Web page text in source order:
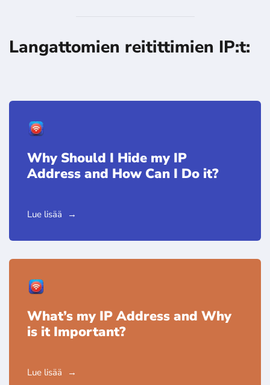
Langattomien reitittimien IP:t:
Why Should I Hide my IP
Address and How Can I Do it?
Lue lisää
What’s my IP Address and Why
is it Important?
Lue lisää